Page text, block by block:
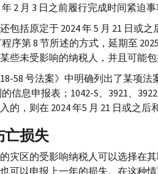
年 2 月 3 日之前履行完成时间紧迫
包括原定于 2024 年 5 月 21 日或
序第 8 节所述的方式，延期至
些未受影响的纳税人，并且可能
58 号法案》中明确列出了某项
的信息申报表；1042-S、3921、
的，则在 2024 年5 月 21 日或之后
亡损失
灾区的受影响纳税人可以选择在
可以申报上一年的损失。在这种